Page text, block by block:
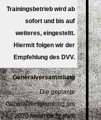
Trainingsbetrieb wird ab
sofort und bis auf
weiteres, eingesteltt.
Hiermit folgen wir der
Empfehlung des DVV.
Generalversammlung
Die geplante
Generalversammlung am
24.3.2020 findetnichtstatt!